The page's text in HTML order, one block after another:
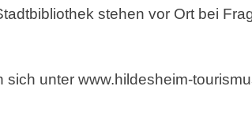
stehen vor Ort bei
sich unter www.hildesheim-